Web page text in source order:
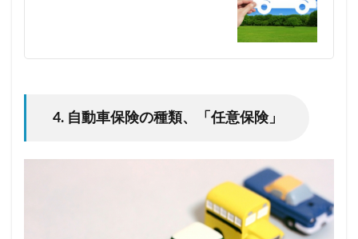
4. 自動車保険の種類、「任意保険」